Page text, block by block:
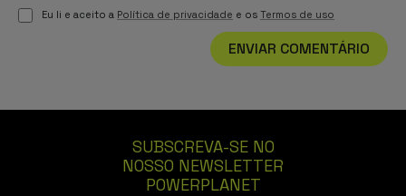
Eu li e aceito a Política de privacidade e os Termos de uso
ENVIAR COMENTÁRIO
SUBSCREVA-SE NO
NOSSO NEWSLETTER
POWERPLANET